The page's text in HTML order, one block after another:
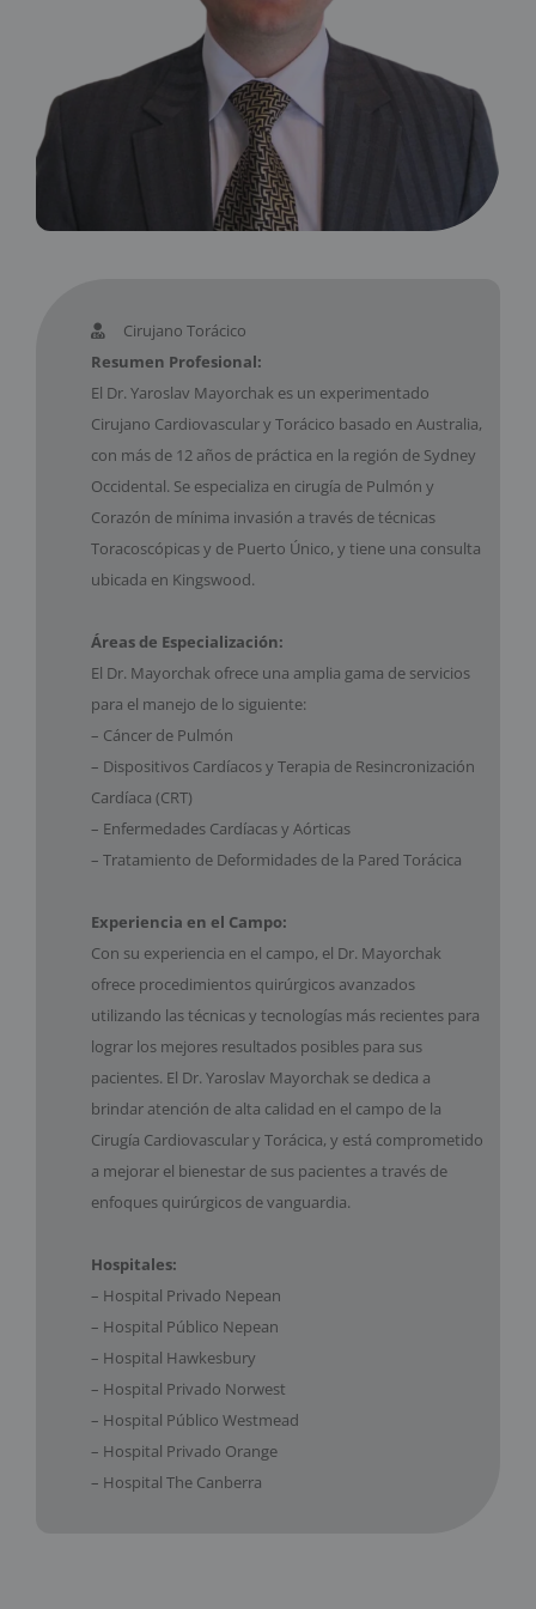
Cirujano Torácico
Resumen Profesional:
El Dr. Yaroslav Mayorchak es un experimentado
Cirujano Cardiovascular y Torácico basado en Australia,
con más de 12 años de práctica en la región de Sydney
Occidental. Se especializa en cirugía de Pulmón y
Corazón de mínima invasión a través de técnicas
Toracoscópicas y de Puerto Único, y tiene una consulta
ubicada en Kingswood.
Áreas de Especialización:
El Dr. Mayorchak ofrece una amplia gama de servicios
para el manejo de lo siguiente:
– Cáncer de Pulmón
– Dispositivos Cardíacos y Terapia de Resincronización
Cardíaca (CRT)
– Enfermedades Cardíacas y Aórticas
– Tratamiento de Deformidades de la Pared Torácica
Experiencia en el Campo:
Con su experiencia en el campo, el Dr. Mayorchak
ofrece procedimientos quirúrgicos avanzados
utilizando las técnicas y tecnologías más recientes para
lograr los mejores resultados posibles para sus
pacientes. El Dr. Yaroslav Mayorchak se dedica a
brindar atención de alta calidad en el campo de la
Cirugía Cardiovascular y Torácica, y está comprometido
a mejorar el bienestar de sus pacientes a través de
enfoques quirúrgicos de vanguardia.
Hospitales:
– Hospital Privado Nepean
– Hospital Público Nepean
– Hospital Hawkesbury
– Hospital Privado Norwest
– Hospital Público Westmead
– Hospital Privado Orange
– Hospital The Canberra